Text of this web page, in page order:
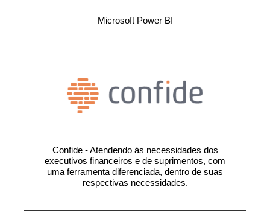
Microsoft Power BI
Confide - Atendendo às necessidades dos
executivos financeiros e de suprimentos, com
uma ferramenta diferenciada, dentro de suas
respectivas necessidades.